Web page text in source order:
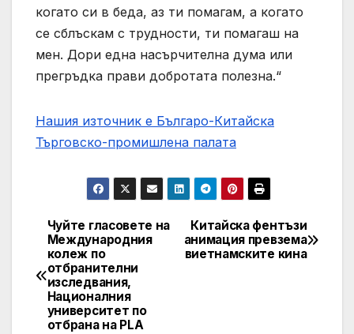
когато си в беда, аз ти помагам, а когато
се сблъскам с трудности, ти помагаш на
мен. Дори една насърчителна дума или
прегръдка прави добротата полезна.“
Нашия източник е Българо-Китайска
Търговско-промишлена палaта
Post
navigation
Китайска фентъзи
анимация превзема
виетнамските кина
Чуйте гласовете на
Международния
колеж по
отбранителни
изследвания,
Националния
университет по
отбрана на PLA